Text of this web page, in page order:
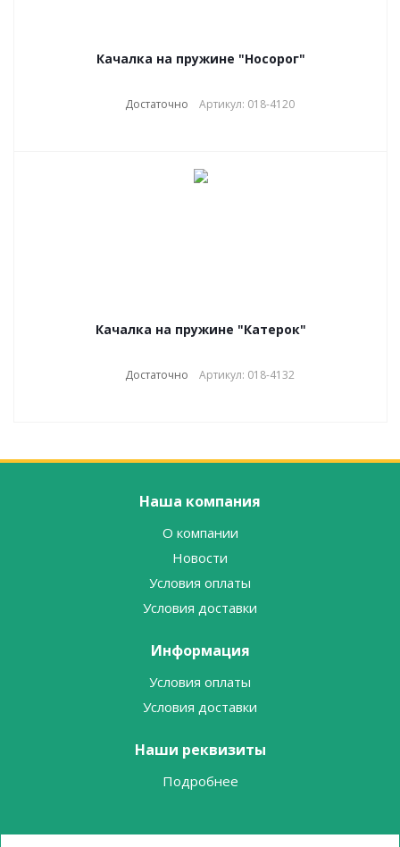
Качалка на пружине "Носорог"
Достаточно Артикул: 018-4120
Качалка на пружине "Катерок"
Достаточно Артикул: 018-4132
Наша компания
О компании
Новости
Условия оплаты
Условия доставки
Информация
Условия оплаты
Условия доставки
Наши реквизиты
Подробнее